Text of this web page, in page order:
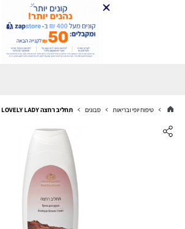
טיפוח יופי ובריאות סבונים תחליב רחצה LOVELY LADY